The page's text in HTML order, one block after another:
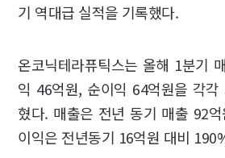
기 역대급 실적을 기록했다.
온코닉테라퓨틱스는 올해 1분기
익 46억원, 순이익 64억원을 각
혔다. 매출은 전년 동기 매출 92
이익은 전년동기 16억원 대비